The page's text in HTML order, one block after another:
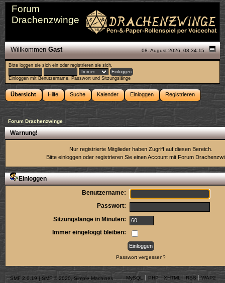
Forum
Drachenzwinge
08. August 2026, 08:34:15
WillkommenGast
Bitte loggen sie sich ein oderregistrieren sie sich.
Einloggen mit Benutzername, Passwort und Sitzungslänge
Übersicht Hilfe Suche Kalender Einloggen Registrieren
Forum Drachenzwinge
Warnung!
Nur registrierte Mitglieder haben Zugriff auf diesen Bereich.
Bitte einloggen oder registrieren Sie einen Account mit Forum
Einloggen
Benutzername:
Passwort:
Sitzungslänge in Minuten:
Immer eingeloggt bleiben:
Passwort vergessen?
SMF 2.0.19 | SMF © 2020 ,Simple Machines MySQL PHP XHTML RSS WAP2